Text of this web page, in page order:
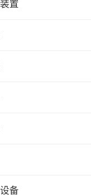
置
备